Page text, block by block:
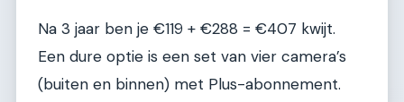
Na 3 jaar ben je €119 + €288 = €407 kwijt.
Een dure optie is een set van vier camera’s
(buiten en binnen) met Plus-abonnement.